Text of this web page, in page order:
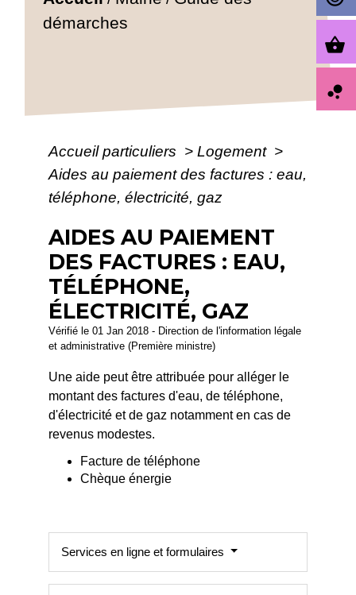
démarches
Accueil particuliers > Logement >
Aides au paiement des factures : eau,
téléphone, électricité, gaz
AIDES AU PAIEMENT
DES FACTURES : EAU,
TÉLÉPHONE,
ÉLECTRICITÉ, GAZ
Vérifié le 01 Jan 2018 - Direction de l'information légale
et administrative (Première ministre)
Une aide peut être attribuée pour alléger le
montant des factures d'eau, de téléphone,
d'électricité et de gaz notamment en cas de
revenus modestes.
Facture de téléphone
Chèque énergie
Services en ligne et formulaires
shopping_basket
bubble_chart